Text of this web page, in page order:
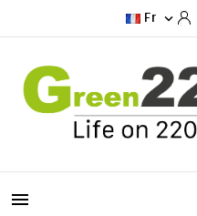
Fr 
